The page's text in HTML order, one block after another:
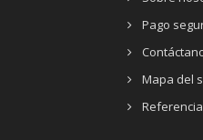
Pago
Mapa del